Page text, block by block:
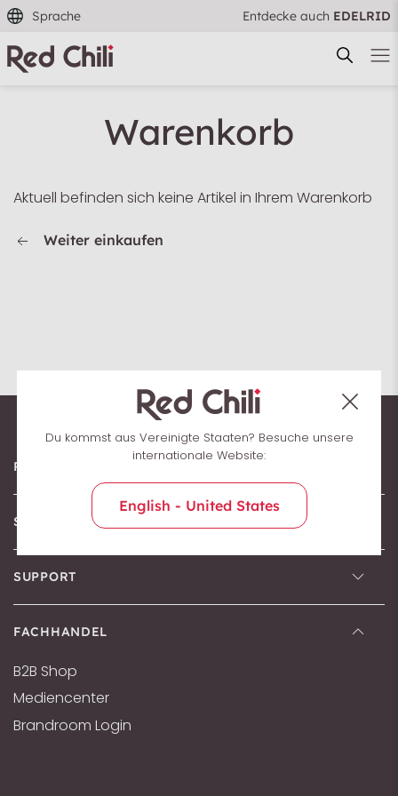
Sprache Entdecke auch EDELRID
Filtern & Sortieren Zurücksetzen
Warenkorb
Aktuell befinden sich keine Artikel in Ihrem Warenkorb
Weiter einkaufen
RED CHILI
SERVICE
SUPPORT
FACHHANDEL
B2B Shop
Mediencenter
Brandroom Login
Du kommst aus Vereinigte Staaten? Besuche unsere
internationale Website:
English - United States